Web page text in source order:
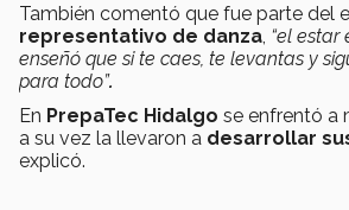
También comentó que fue parte del
representativo de danza “el estar
enseñó que si te caes, te levantas y
para todo”.
En PrepaTec Hidalgo se enfrentó a
a su vez la llevaron a desarrollar
explicó.